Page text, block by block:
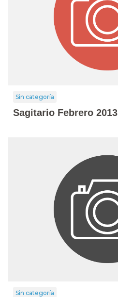
Sin categoría
Sagitario Febrero 2013
Sin categoría